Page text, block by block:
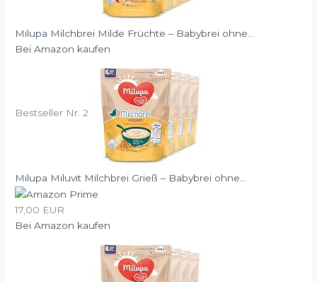
Milupa Milchbrei Milde Früchte – Babybrei ohne...
Bei Amazon kaufen
Bestseller Nr. 2
Milupa Miluvit Milchbrei Grieß – Babybrei ohne...
17,00 EUR
Bei Amazon kaufen